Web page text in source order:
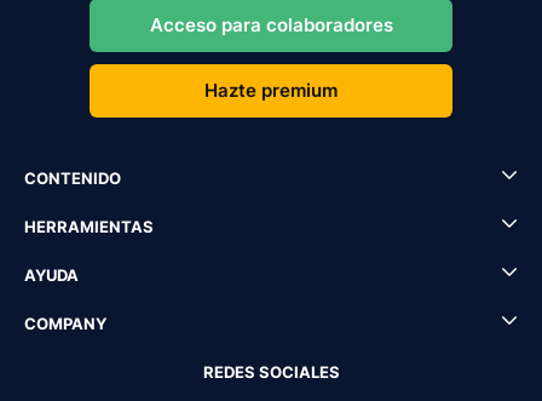
Acceso para colaboradores
Hazte premium
CONTENIDO
HERRAMIENTAS
AYUDA
COMPANY
REDES SOCIALES